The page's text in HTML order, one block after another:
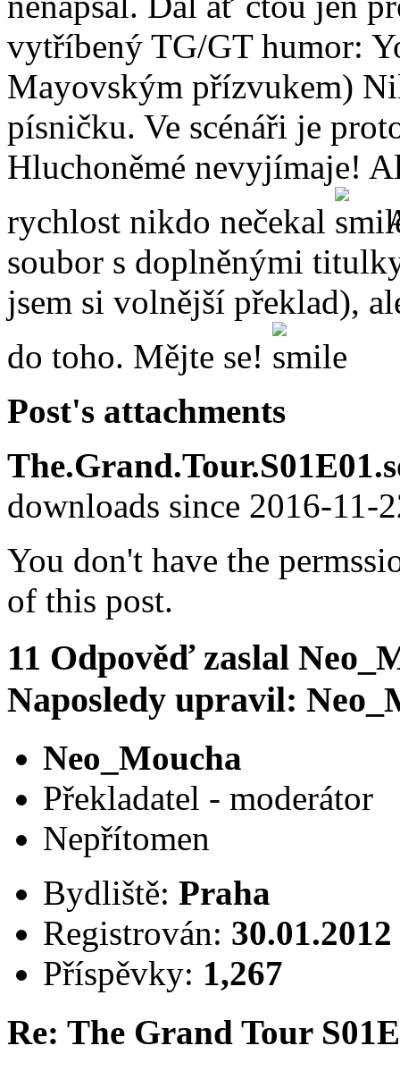
vytříbený TG/GT humor:
Mayovským přízvukem)
písničku. Ve scénáři je
Hluchoněmé nevyjímaje!
rychlost nikdo nečekal
soubor s doplněnými
jsem si volnější překlad),
do toho. Mějte se!
Post's attachments
downloads since 2016-11-
You don't have the
of this post.
11 Odpověď zaslal
Naposledy upravil:
Neo_Moucha
Překladatel - moderátor
Nepřítomen
Bydliště: Praha
Registrován: 30.01.2012
Příspěvky: 1,267
Re: The Grand Tour